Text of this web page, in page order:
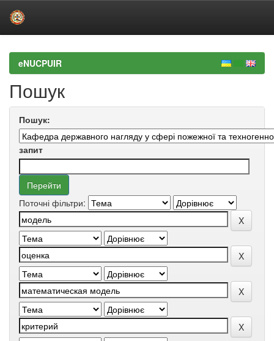
navigationeNUCPUIR
Пошук
Пошук:
запит
Поточні фільтри: